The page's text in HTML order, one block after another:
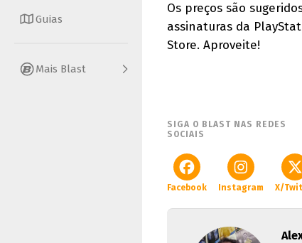
Guias
Mais Blast
Os preços são
assinaturas da
Store. Aproveite!
SIGA O BLAST NAS REDES
SOCIAIS
Facebook Instagram X/